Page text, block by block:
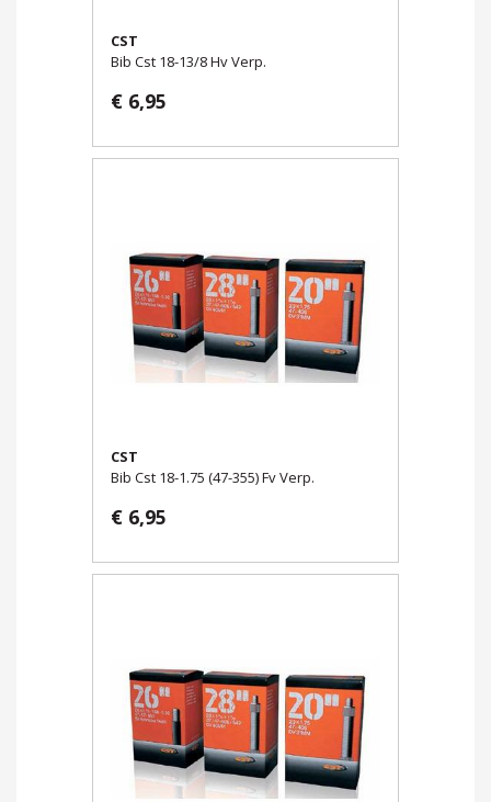
CST
Bib Cst 18-13/8 Hv Verp.
€ 6,95
CST
Bib Cst 18-1.75 (47-355) Fv Verp.
€ 6,95